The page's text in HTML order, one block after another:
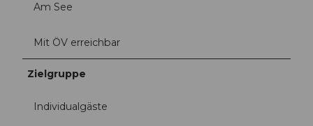
Am See
Mit ÖV erreichbar
Zielgruppe
Individualgäste